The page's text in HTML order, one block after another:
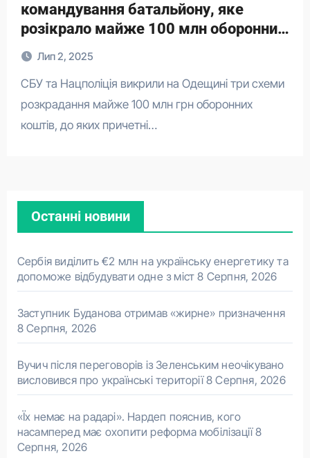
командування батальйону, яке
розікрало майже 100 млн оборонних
коштів
Лип 2, 2025
СБУ та Нацполіція викрили на Одещині три схеми
розкрадання майже 100 млн грн оборонних
коштів, до яких причетні…
Останні новини
Сербія виділить €2 млн на українську енергетику та
допоможе відбудувати одне з міст 8 Серпня, 2026
Заступник Буданова отримав «жирне» призначення
8 Серпня, 2026
Вучич після переговорів із Зеленським неочікувано
висловився про українські території 8 Серпня, 2026
«Їх немає на радарі». Нардеп пояснив, кого
насамперед має охопити реформа мобілізації 8
Серпня, 2026